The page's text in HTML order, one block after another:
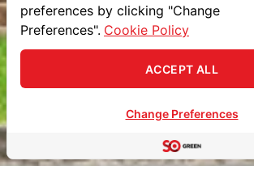
ปรึกษา ฟรี
OPEN
preferences by clicking "Change
Preferences". Cookie Policy
ACCEPT ALL
Change Preferences